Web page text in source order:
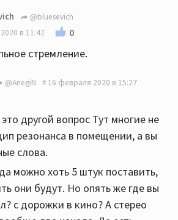
@bluesevich
в 11:42
0
стремление.
@AnegiN 16 февраля 2020 в 15:27
другой вопрос Тут многие не
резонанса в помещении, а вы
слова.
можно хоть 5 штук поставить,
они будут. Но опять же где вы
с дорожки в кино? А стерео